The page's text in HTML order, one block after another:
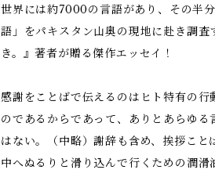
世界には約7000の言語があり、その半
語」をパキスタン山奥の現地に赴き調査
き。』著者が贈る傑作エッセイ！
感謝をことばで伝えるのはヒト特有の
のであるからであって、ありとあらゆ
はない。（中略）謝辞も含め、挨拶こ
中へぬるりと滑り込んで行くための潤